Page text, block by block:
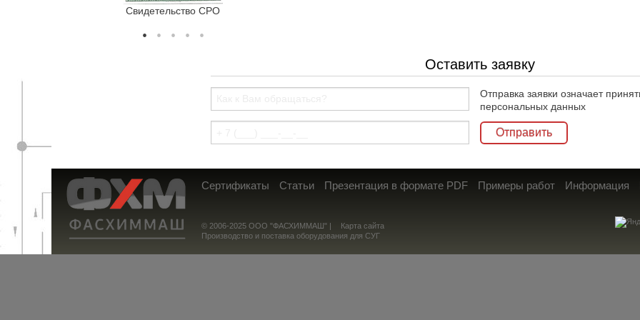
Свидетельство СРО
Оставить заявку
Отправка заявки означает
персональных данных
Сертификаты Статьи Презентация в формате PDF Примеры работ Информация
© 2006-2025 ООО "ФАСХИММАШ" |
Карта сайта
Производство и поставка оборудования для СУГ